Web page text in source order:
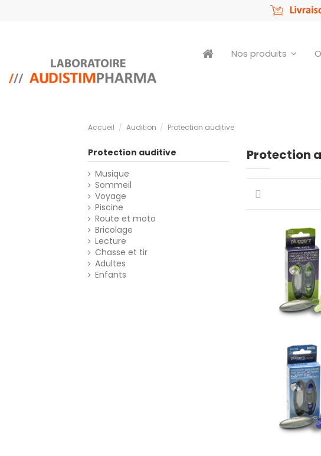
Nos produits
Accueil Audition Protection auditive
Protection
Protection
bricolage
14,95 €
Ajouter au
Protection
enfant
14,95 €
Ajouter au
Protection auditive
Musique
Sommeil
Voyage
Piscine
Route et moto
Bricolage
Lecture
Chasse et tir
Adultes
Enfants